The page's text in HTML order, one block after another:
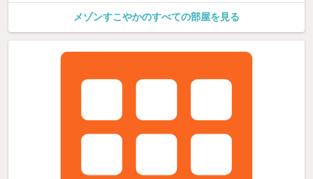
メゾンすこやかのすべての部屋を見る